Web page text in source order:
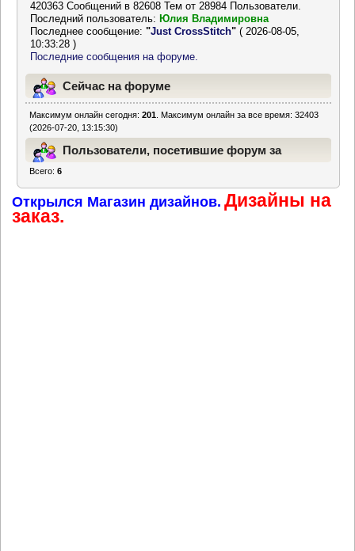
420363 Сообщений в 82608 Тем от 28984 Пользователи.
Последний пользователь: Юлия Владимировна
Последнее сообщение:"Just CrossStitch" ( 2026-08-05,
10:33:28 )
Последние сообщения на форуме.
Сейчас на форуме
Максимум онлайн сегодня:201 . Максимум онлайн за все время: 32403
(2026-07-20, 13:15:30)
Пользователи, посетившие форум за
Всего:6
Открылся Магазин дизайнов. Дизайны на
заказ.